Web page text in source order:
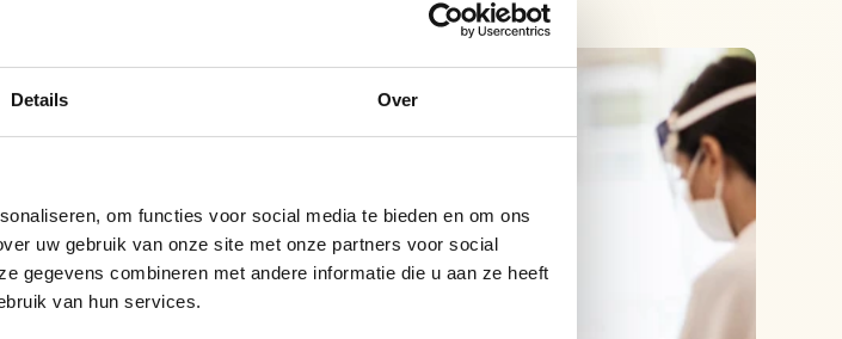
Details Over
om functies voor social media te bieden en om ons
uw gebruik van onze site met onze partners voor social
gegevens combineren met andere informatie die u aan ze heeft
van hun services.